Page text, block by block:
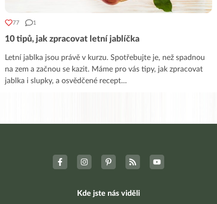
77 1
10 tipů, jak zpracovat letní jablíčka
Letní jablka jsou právě v kurzu. Spotřebujte je, než spadnou
na zem a začnou se kazit. Máme pro vás tipy, jak zpracovat
jablka i slupky, a osvědčené recept...
Kde jste nás viděli